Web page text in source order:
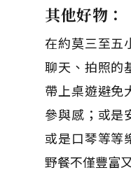
其他好物：
在約莫三至五
聊天、拍照的
帶上桌遊避免
參與感；或是
或是口琴等等
野餐不僅豐富